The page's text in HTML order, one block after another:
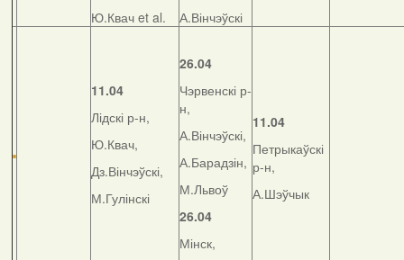
Ю.Квач et al.
А.Вінчэўскі
11.04
Лідскі р-н,
Ю.Квач,
Дз.Вінчэўскі,
М.Гулінскі
26.04
Чэрвенскі р-
н,
А.Вінчэўскі,
А.Барадзін,
М.Львоў
26.04
Мінск,
11.04
Петрыкаўскі
р-н,
А.Шэўчык